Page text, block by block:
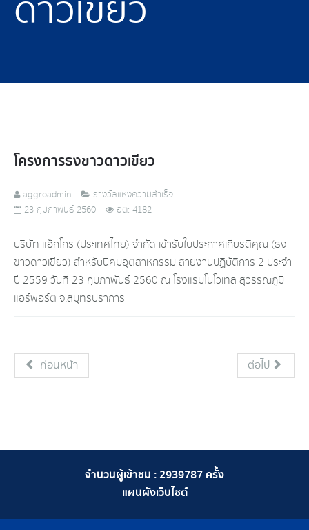
ดาวเขียว
โครงการธงขาวดาวเขียว
aggroadmin
รางวัลแห่งความสำเร็จ
23 กุมภาพันธ์ 2560
ฮิต: 4182
บริษัท แอ็กโกร (ประเทศไทย) จำกัด เข้ารับใบประกาศเกียรติคุณ (ธง
ขาวดาวเขียว) สำหรับนิคมอุตสาหกรรม สายงานปฏิบัติการ 2 ประจำ
ปี 2559 วันที่ 23 กุมภาพันธ์ 2560 ณ โรงแรมโนโวเทล สุวรรณภูมิ
แอร์พอร์ต จ.สมุทรปราการ
ก่อนหน้า ต่อไป
จำนวนผู้เข้าชม :2939787 ครั้ง
แผนผังเว็บไซต์